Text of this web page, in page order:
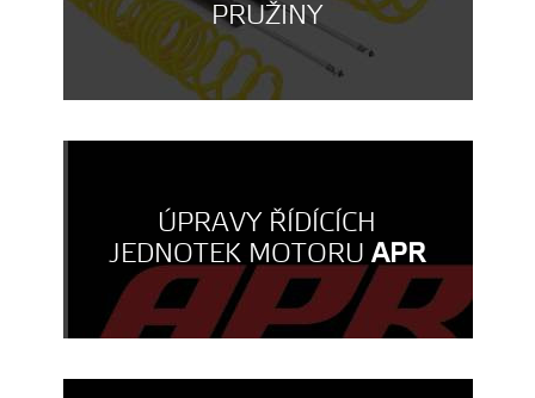
PRUŽINY
ÚPRAVY ŘÍDÍCÍCH
JEDNOTEK MOTORUAPR